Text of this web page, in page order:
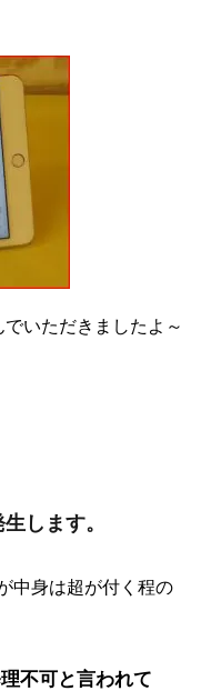
いただきましたよ～
します。
中身は超が付く程の
不可と言われて